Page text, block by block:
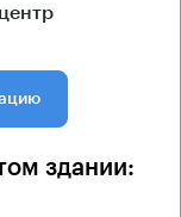
здании: